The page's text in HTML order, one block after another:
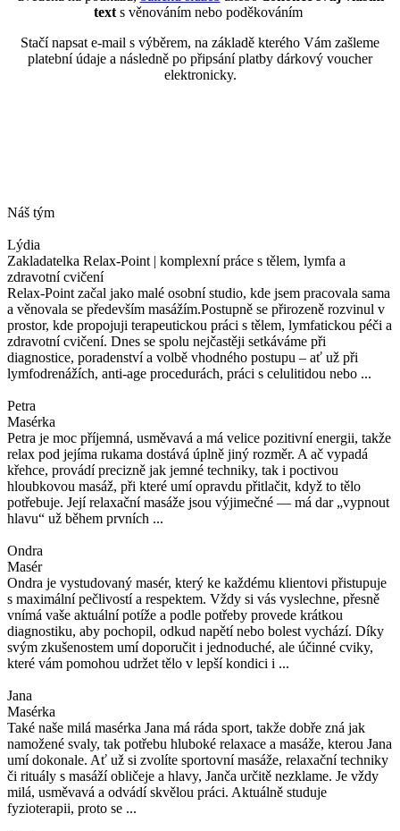
text s věnováním nebo poděkováním
Stačí napsat e-mail s výběrem, na základě kterého Vám zašleme
platební údaje a následně po připsání platby dárkový voucher
elektronicky.
Náš tým
Lýdia
Zakladatelka Relax-Point | komplexní práce s tělem, lymfa a
zdravotní cvičení
Relax-Point začal jako malé osobní studio, kde jsem pracovala sama
a věnovala se především masážím.Postupně se přirozeně rozvinul v
prostor, kde propojuji terapeutickou práci s tělem, lymfatickou péči a
zdravotní cvičení. Dnes se spolu nejčastěji setkáváme při
diagnostice, poradenství a volbě vhodného postupu – ať už při
lymfodrenážích, anti-age procedurách, práci s celulitidou nebo ...
Petra
Masérka
Petra je moc příjemná, usměvavá a má velice pozitivní energii, takže
relax pod jejíma rukama dostává úplně jiný rozměr. A ač vypadá
křehce, provádí precizně jak jemné techniky, tak i poctivou
hloubkovou masáž, při které umí opravdu přitlačit, když to tělo
potřebuje. Její relaxační masáže jsou výjimečné — má dar „vypnout
hlavu“ už během prvních ...
Ondra
Masér
Ondra je vystudovaný masér, který ke každému klientovi přistupuje
s maximální pečlivostí a respektem. Vždy si vás vyslechne, přesně
vnímá vaše aktuální potíže a podle potřeby provede krátkou
diagnostiku, aby pochopil, odkud napětí nebo bolest vychází. Díky
svým zkušenostem umí doporučit i jednoduché, ale účinné cviky,
které vám pomohou udržet tělo v lepší kondici i ...
Jana
Masérka
Také naše milá masérka Jana má ráda sport, takže dobře zná jak
namožené svaly, tak potřebu hluboké relaxace a masáže, kterou Jana
umí dokonale. Ať už si zvolíte sportovní masáže, relaxační techniky
či rituály s masáží obličeje a hlavy, Janča určitě nezklame. Je vždy
milá, usměvavá a odvádí skvělou práci. Aktuálně studuje
fyzioterapii, proto se ...